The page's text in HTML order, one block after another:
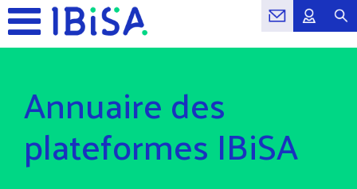
Annuaire des
plateformes IBiSA